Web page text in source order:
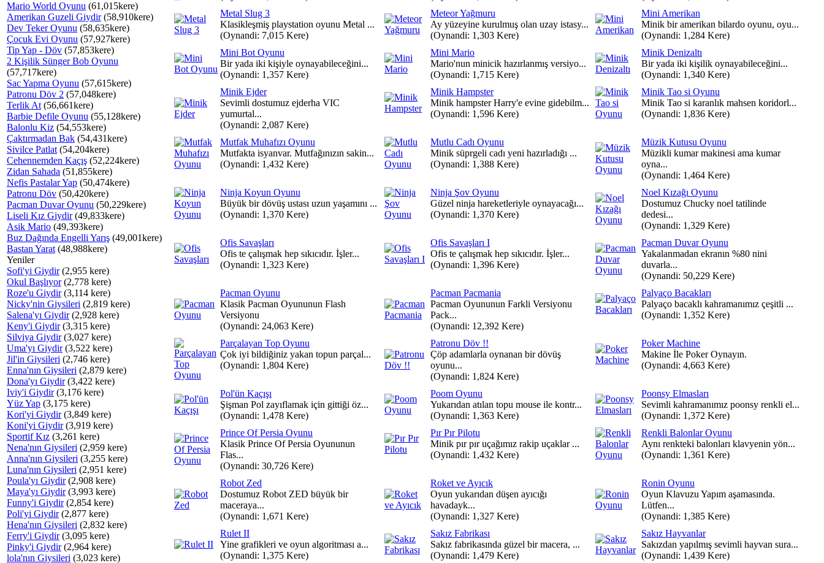
Mario World Oyunu (61,015kere)
Amerikan Guzeli Giydir(58,910kere)
Dev Teker Oyunu (58,635kere)
Çocuk Evi Oyunu (57,927kere)
Tip Yap - Döv (57,853kere)
2 Kişilik Sünger Bob Oyunu
(57,717kere)
Sac Yapma Oyunu (57,615kere)
Patronu Döv 2 (57,048kere)
Terlik At (56,661kere)
Barbie Defile Oyunu (55,128kere)
Balonlu Kiz (54,553kere)
Çaktırmadan Bak (54,431kere)
Sivilce Patlat (54,204kere)
Cehennemden Kaçış (52,224kere)
Zidan Sahada (51,855kere)
Nefis Pastalar Yap (50,474kere)
Patronu Döv (50,420kere)
Pacman Duvar Oyunu (50,229kere)
Liseli Kız Giydir(49,833kere)
Asik Mario (49,393kere)
Buz Dağında Engelli Yarış (49,001kere)
Bastan Yarat (48,988kere)
Yeniler
Sofi'yi Giydir(2,955 kere)
Okul Başlıyor(2,778 kere)
Roze'u Giydir(3,114 kere)
Nicky'nin Giysileri (2,819 kere)
Salena'yı Giydir(2,928 kere)
Keny'i Giydir(3,315 kere)
Silviya Giydir(3,027 kere)
Uma'yı Giydir(3,522 kere)
Jil'in Giysileri (2,746 kere)
Enna'nın Giysileri (2,879 kere)
Dona'yı Giydir(3,422 kere)
Iviy'i Giydir(3,176 kere)
Yüz Yap (3,175 kere)
Kori'yi Giydir(3,849 kere)
Koni'yi Giydir(3,919 kere)
Sportif Kız (3,261 kere)
Nena'nın Giysileri (2,959 kere)
Anna'nın Giysileri (3,255 kere)
Luna'nın Giysileri (2,951 kere)
Poula'yı Giydir(2,908 kere)
Maya'yı Giydir(3,993 kere)
Funny'i Giydir(2,854 kere)
Poli'yi Giydir(2,877 kere)
Hena'nın Giysileri (2,832 kere)
Ferry'i Giydir(3,095 kere)
Pinky'i Giydir(2,964 kere)
lola'nın Giysileri (3,023 kere)
Metal Slug 3
Klasikleşmiş playstation oyunu Metal ...
(Oynandi: 7,015 Kere)
Meteor Yağmuru
Ay yüzeyine kurulmuş olan uzay istasy...
(Oynandi: 1,303 Kere)
Mini Amerikan
Minik bir amerikan bilardo oyunu, oyu...
(Oynandi: 1,284 Kere)
Mini Bot Oyunu
Bir yada iki kişiyle oynayabileceğini...
(Oynandi: 1,357 Kere)
Mini Mario
Mario'nun minicik hazırlanmış versiyo...
(Oynandi: 1,715 Kere)
Minik Denizaltı
Bir yada iki kişilik oynayabileceğini...
(Oynandi: 1,340 Kere)
Minik Ejder
Sevimli dostumuz ejderha VIC
yumurtal...
(Oynandi: 2,087 Kere)
Minik Hampster
Minik hampster Harry'e evine gidebilm...
(Oynandi: 1,596 Kere)
Minik Tao si Oyunu
Minik Tao si karanlık mahsen koridorl...
(Oynandi: 1,836 Kere)
Mutfak Muhafızı Oyunu
Mutfakta isyanvar. Mutfağınızın sakin...
(Oynandi: 1,432 Kere)
Mutlu Cadı Oyunu
Minik süprgeli cadı yeni hazırladığı ...
(Oynandi: 1,388 Kere)
Müzik Kutusu Oyunu
Müzikli kumar makinesi ama kumar
oyna...
(Oynandi: 1,464 Kere)
Ninja Koyun Oyunu
Büyük bir dövüş ustası uzun yaşamını ...
(Oynandi: 1,370 Kere)
Ninja Şov Oyunu
Güzel ninja hareketleriyle oynayacağı...
(Oynandi: 1,370 Kere)
Noel Kızağı Oyunu
Dostumuz Chucky noel tatilinde
dedesi...
(Oynandi: 1,329 Kere)
Ofis Savaşları
Ofis te çalışmak hep sıkıcıdır. İşler...
(Oynandi: 1,323 Kere)
Ofis Savaşları I
Ofis te çalışmak hep sıkıcıdır. İşler...
(Oynandi: 1,396 Kere)
Pacman Duvar Oyunu
Yakalanmadan ekranın %80 nini
duvarla...
(Oynandi: 50,229 Kere)
Pacman Oyunu
Klasik Pacman Oyununun Flash
Versiyonu
(Oynandi: 24,063 Kere)
Pacman Pacmania
Pacman Oyununun Farkli Versiyonu
Pack...
(Oynandi: 12,392 Kere)
Palyaço Bacakları
Palyaço bacaklı kahramanımız çeşitli ...
(Oynandi: 1,352 Kere)
Parçalayan Top Oyunu
Çok iyi bildiğiniz yakan topun parçal...
(Oynandi: 1,804 Kere)
Patronu Döv !!
Çöp adamlarla oynanan bir dövüş
oyunu...
(Oynandi: 1,824 Kere)
Poker Machine
Makine İle Poker Oynayın.
(Oynandi: 4,663 Kere)
Pol'ün Kaçışı
Şişman Pol zayıflamak için gittiği öz...
(Oynandi: 1,478 Kere)
Poom Oyunu
Yukarıdan atılan topu mouse ile kontr...
(Oynandi: 1,363 Kere)
Poonsy Elmasları
Sevimli kahramanımız poonsy renkli el...
(Oynandi: 1,372 Kere)
Prince Of Persia Oyunu
Klasik Prince Of Persia Oyununun
Flas...
(Oynandi: 30,726 Kere)
Pır Pır Pilotu
Minik pır pır uçağımız rakip uçaklar ...
(Oynandi: 1,432 Kere)
Renkli Balonlar Oyunu
Aynı renkteki balonları klavyenin yön...
(Oynandi: 1,361 Kere)
Robot Zed
Dostumuz Robot ZED büyük bir
maceraya...
(Oynandi: 1,671 Kere)
Roket ve Ayıcık
Oyun yukarıdan düşen ayıcığı
havadayk...
(Oynandi: 1,327 Kere)
Ronin Oyunu
Oyun Klavuzu Yapım aşamasında.
Lütfen...
(Oynandi: 1,385 Kere)
Rulet II
Yine grafikleri ve oyun algoritması a...
(Oynandi: 1,375 Kere)
Sakız Fabrikası
Sakız fabrikasında güzel bir macera, ...
(Oynandi: 1,479 Kere)
Sakız Hayvanlar
Sakızdan yapılmış sevimli hayvan sura...
(Oynandi: 1,439 Kere)